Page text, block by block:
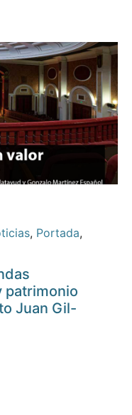
, Portada,
patrimonio
Juan Gil-